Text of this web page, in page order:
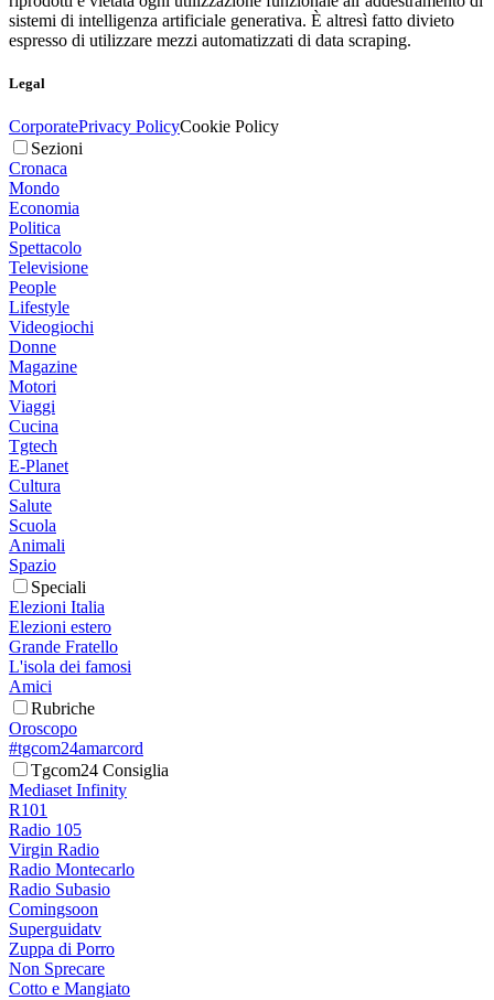
sistemi di intelligenza artificiale generativa. È altresì fatto divieto
espresso di utilizzare mezzi automatizzati di data scraping.
Legal
CorporatePrivacy PolicyCookie Policy
Sezioni
Cronaca
Mondo
Economia
Politica
Spettacolo
Televisione
People
Lifestyle
Videogiochi
Donne
Magazine
Motori
Viaggi
Cucina
Tgtech
E-Planet
Cultura
Salute
Scuola
Animali
Spazio
Speciali
Elezioni Italia
Elezioni estero
Grande Fratello
L'isola dei famosi
Amici
Rubriche
Oroscopo
#tgcom24amarcord
Tgcom24 Consiglia
Mediaset Infinity
R101
Radio 105
Virgin Radio
Radio Montecarlo
Radio Subasio
Comingsoon
Superguidatv
Zuppa di Porro
Non Sprecare
Cotto e Mangiato